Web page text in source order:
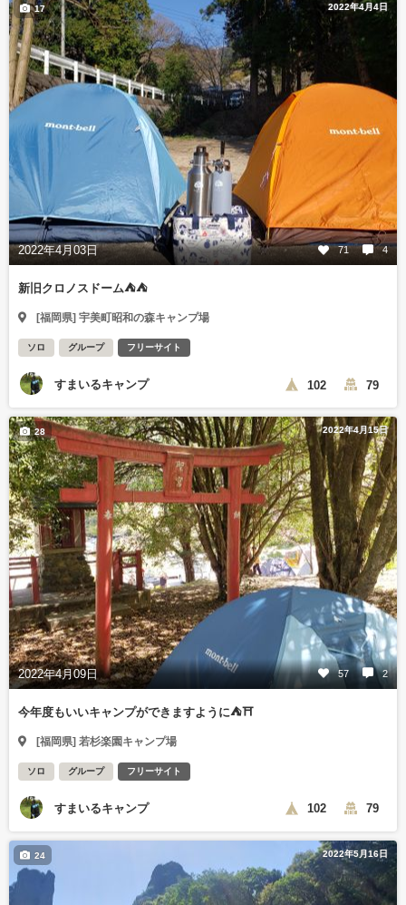
2022年4月4日
2022年4月03日 71 4
17
新旧クロノスドーム⛺⛺
[福岡県] 宇美町昭和の森キャンプ場
ソロ グループ フリーサイト
すまいるキャンプ 102 79
2022年4月15日
2022年4月09日 57 2
28
今年度もいいキャンプができますように⛺⛩️
[福岡県] 若杉楽園キャンプ場
ソロ グループ フリーサイト
すまいるキャンプ 102 79
2022年5月16日
24